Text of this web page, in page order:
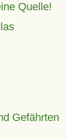
Quelle!
Gefährten